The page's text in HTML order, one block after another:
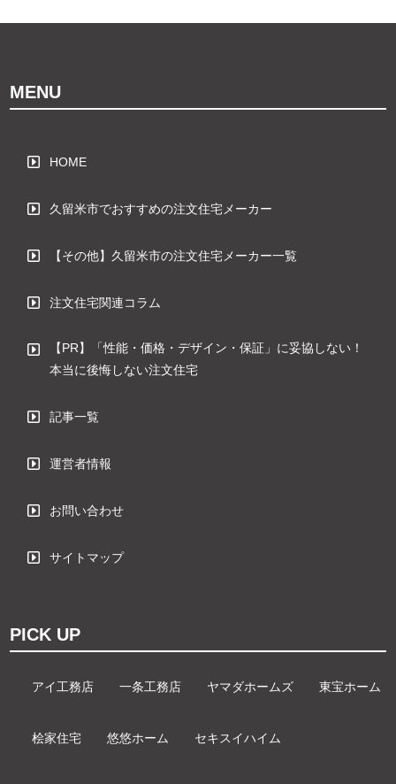
MENU
HOME
久留米市でおすすめの注文住宅メーカー
【その他】久留米市の注文住宅メーカー一覧
注文住宅関連コラム
【PR】「性能・価格・デザイン・保証」に妥協しない！
本当に後悔しない注文住宅
記事一覧
運営者情報
お問い合わせ
サイトマップ
PICK UP
アイ工務店 一条工務店 ヤマダホームズ 東宝ホーム
桧家住宅 悠悠ホーム セキスイハイム